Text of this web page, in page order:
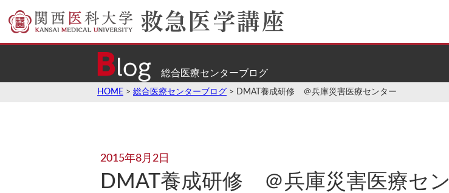
総合医療センターブログ
HOME > 総合医療センターブログ > DMAT養成研修 ＠兵庫災害医療センター
2015年8月2日
DMAT養成研修 ＠兵庫災害医療セ